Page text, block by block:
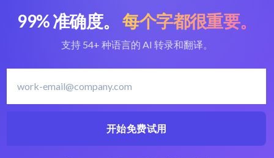
99% 准确度。 每个字都很重要。
支持 54+ 种语言的 AI 转录和翻译。
开始免费试用